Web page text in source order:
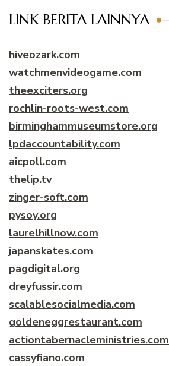
LINK BERITA LAINNYA
hiveozark.com
watchmenvideogame.com
theexciters.org
rochlin-roots-west.com
birminghammuseumstore.org
lpdaccountability.com
aicpoll.com
thelip.tv
zinger-soft.com
pysoy.org
laurelhillnow.com
japanskates.com
pagdigital.org
dreyfussir.com
scalablesocialmedia.com
goldeneggrestaurant.com
actiontabernacleministries.com
cassyfiano.com